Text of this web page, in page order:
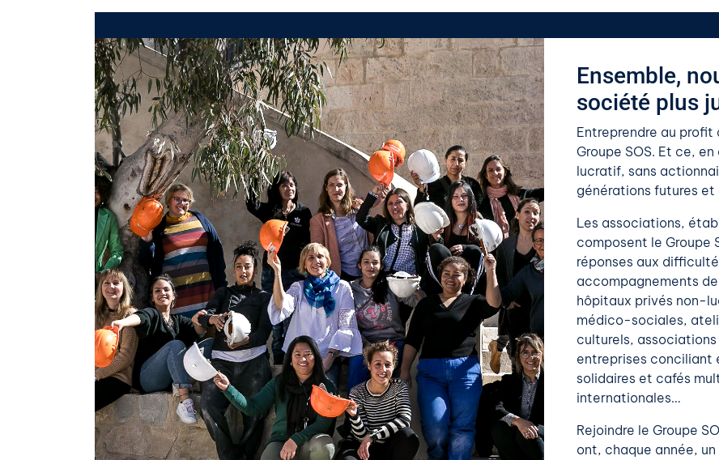
Ensemble,
société plus
Entreprendre au profit
Groupe SOS. Et ce,
lucratif, sans
générations futures
Les associations,
composent le Groupe
réponses aux
accompagnements
hôpitaux privés non-
médico-sociales,
culturels,
entreprises conciliant
solidaires et cafés
internationales…
Rejoindre le Groupe
ont, chaque année,